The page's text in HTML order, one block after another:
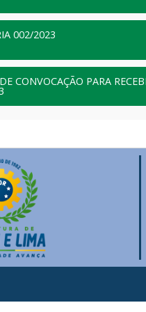
002/2023
CONVOCAÇÃO PARA